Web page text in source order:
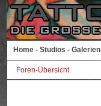
Home - Studios - Galerien
Foren-Übersicht